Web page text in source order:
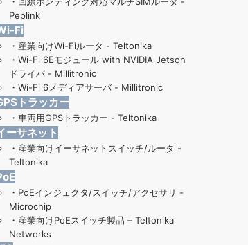
Peplink
Fi
・産業向けWi-Fiルータ - Teltonika
・ Wi-Fi 6Eモジュール with NVIDIA Jetson
ドライバ - Millitronic
・ Wi-Fi 6メディアサーバ - Millitronic
トラッカー
・ 車両用GPSトラッカー - Teltonika
ーサネット
・ 産業向けイーサネットスイッチ/ルータ -
Teltonika
・ PoEインジェクタ/スイッチ/アクセサリ -
Microchip
・ 産業向けPoEスイッチ製品 – Teltonika
Networks